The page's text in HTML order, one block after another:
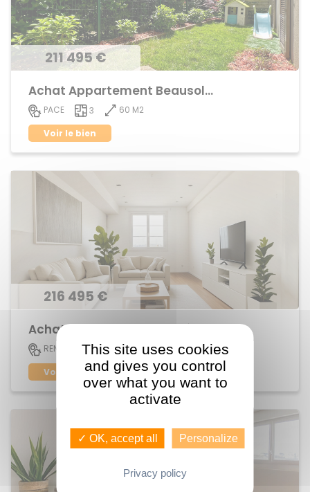
211 495 €
Achat Appartement Beausoleil
PACE 3
60 M2
Voir le bien
216 495 €
Achat Appartement Sacré Coeur
RENNES 3
51 M2
Voir le bien
This site uses cookies
and gives you control
over what you want to
activate
✓ OK, accept all Personalize
Privacy policy